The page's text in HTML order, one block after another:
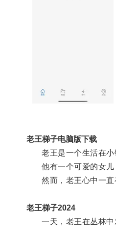
老王梯子电脑版下载
老王是一个生活在小
他有一个可爱的女儿
然而，老王心中一直
老王梯子2024
一天，老王在丛林中